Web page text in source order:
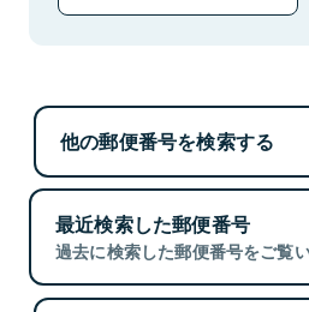
他の郵便番号を検索する
最近検索した郵便番号
過去に検索した郵便番号をご覧